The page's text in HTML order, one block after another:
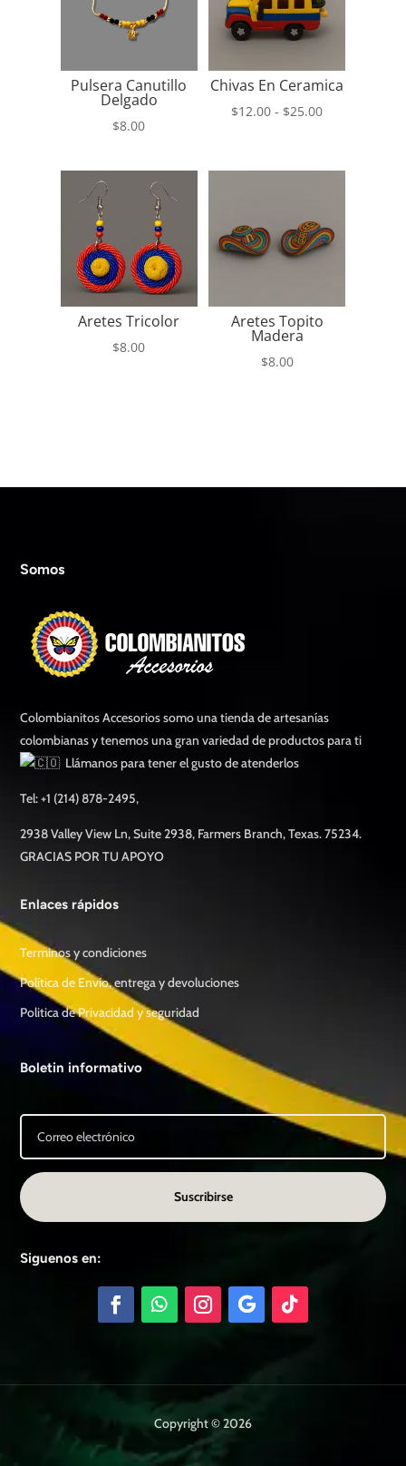
Pulsera Canutillo
Delgado
$8.00
Chivas En Ceramica
$12.00 - $25.00Rango
hasta
$25.00
Aretes Tricolor
$8.00
Aretes Topito
Madera
$8.00
Somos
Colombianitos Accesorios somo una tienda de artesanías
colombianas y tenemos una gran variedad de productos para ti
Llámanos para tener el gusto de atenderlos
Tel: +1 (214) 878-2495,
2938 Valley View Ln, Suite 2938, Farmers Branch, Texas. 75234.
GRACIAS POR TU APOYO
Enlaces rápidos
Terminos y condiciones
Política de Envío, entrega y devoluciones
Politica de Privacidad y seguridad
Boletin informativo
Suscribirse
Siguenos en:
Copyright © 2026